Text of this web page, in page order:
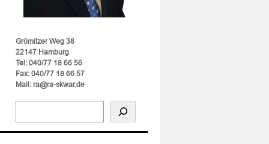
Grömitzer Weg 38
22147 Hamburg
Tel: 040/77 18 66 56
Fax: 040/77 18 66 57
Mail: ra@ra-skwar.de